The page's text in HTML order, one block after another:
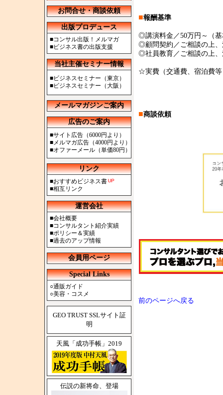
お問合せ・商談依頼
出版プロデュース
■コンサル出版！メルマガ
■ビジネス書の出版支援
当社主催セミナー情報
■ビジネスセミナー（東京）
■ビジネスセミナー（大阪）
メールマガジンご案内
広告のご案内
■サイト広告（6000円より）
■メルマガ広告（4000円より）
■オファーメール（単価80円）
リンク
■おすすめビジネス書
■相互リンク
運営会社
■会社概要
■コンサルタント紹介実績
■ポリシー＆実績
■過去のアップ情報
会員用ページ
Special Links
○通販ガイド
○美容・コスメ
GEO TRUST SSLサイト証
明
天風「成功手帳」2019
伝説の新将命、登場
■報酬基準
◎講演料金／50万円～（
◎顧問契約／ご相談の上
◎社員教育／ご相談の上
☆実費（交通費、宿泊費
■商談依頼
前のページへ戻る